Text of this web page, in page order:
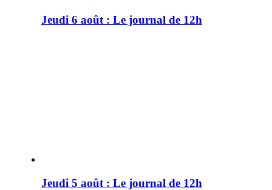
Jeudi 6 août : Le journal de 12h
Jeudi 5 août : Le journal de 12h